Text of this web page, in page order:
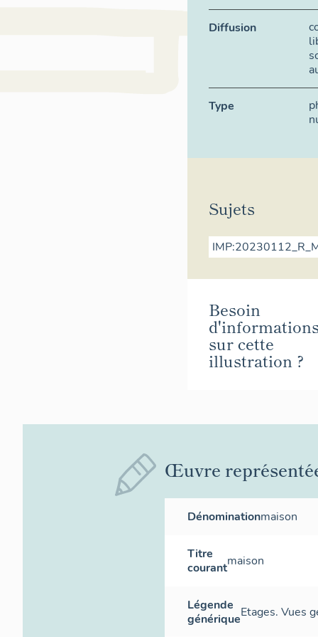
Diffusion
Type
Sujets
Besoin
sur cette
illustration ?
Œuvre
Dénominationmaison
Titre
courantmaison
Légende
génériqueEtages. Vues